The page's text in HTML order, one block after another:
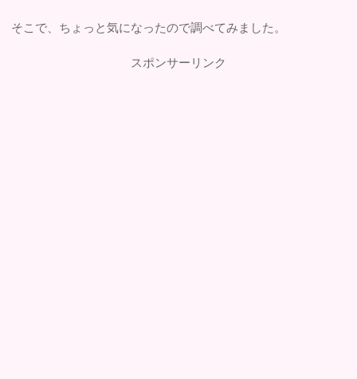
そこで、ちょっと気になったので調べてみました。
スポンサーリンク